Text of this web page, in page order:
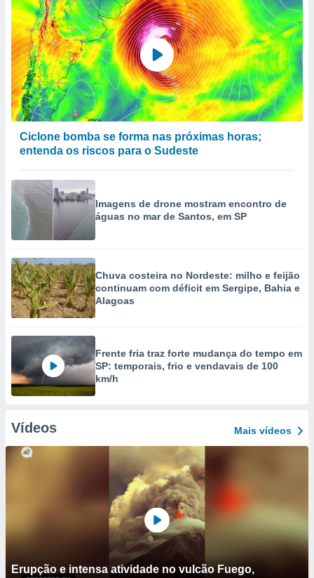
Ciclone bomba se forma nas próximas horas;
entenda os riscos para o Sudeste
Imagens de drone mostram encontro de
águas no mar de Santos, em SP
Chuva costeira no Nordeste: milho e feijão
continuam com déficit em Sergipe, Bahia e
Alagoas
Frente fria traz forte mudança do tempo em
SP: temporais, frio e vendavais de 100
km/h
Vídeos Mais vídeos
Erupção e intensa atividade no vulcão Fuego,